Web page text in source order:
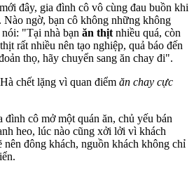
đây, gia đình cô vô cùng đau buồn khi
Nào ngờ, bạn cô không những không
"Tại nhà bạn ăn thịt nhiều quá, còn
rất nhiều nên tạo nghiệp, quả báo đến
thọ, hãy chuyển sang ăn chay đi".
chết lặng vì quan điểm ăn chay cực
đình cô mở một quán ăn, chủ yếu bán
heo, lúc nào cũng xởi lởi vì khách
nên đông khách, nguồn khách không chỉ